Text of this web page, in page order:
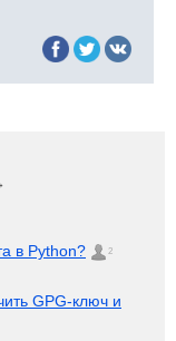
в Python? 2
GPG-ключ и